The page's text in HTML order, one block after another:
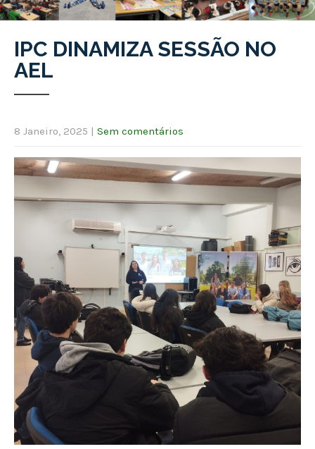
IPC DINAMIZA SESSÃO NO
AEL
8 Janeiro, 2025 | Sem comentários